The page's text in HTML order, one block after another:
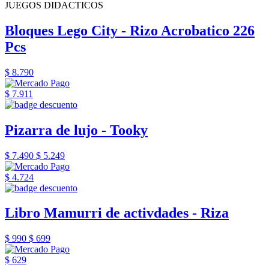
JUEGOS DIDACTICOS
Bloques Lego City - Rizo Acrobatico 226
Pcs
$ 8.790
$ 7.911
Pizarra de lujo - Tooky
$ 7.490 $ 5.249
$ 4.724
Libro Mamurri de activdades - Riza
$ 990 $ 699
$ 629